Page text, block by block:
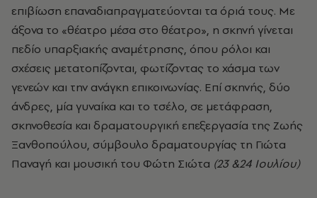
επιβίωση επαναδιαπραγματεύονται τα όριά τους. Με
άξονα το «θέατρο μέσα στο θέατρο», η σκηνή γίνεται
πεδίο υπαρξιακής αναμέτρησης, όπου ρόλοι και
σχέσεις μετατοπίζονται, φωτίζοντας το χάσμα των
γενεών και την ανάγκη επικοινωνίας. Επί σκηνής, δύο
άνδρες, μία γυναίκα και το τσέλο, σε μετάφραση,
σκηνοθεσία και δραματουργική επεξεργασία της Ζωής
Ξανθοπούλου, σύμβουλο δραματουργίας τη Γιώτα
Παναγή και μουσική του Φώτη Σιώτα (23 &24 Ιουλίου)